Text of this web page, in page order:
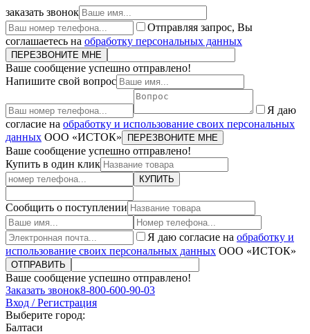
заказать звонок
Отправляя запрос, Вы
соглашаетесь на обработку персональных данных
ПЕРЕЗВОНИТЕ МНЕ
Ваше сообщение успешно отправлено!
Напишите свой вопрос
Я даю
согласие на обработку и использование своих персональных
данных ООО «ИСТОК» ПЕРЕЗВОНИТЕ МНЕ
Ваше сообщение успешно отправлено!
Купить в один клик
КУПИТЬ
Сообщить о поступлении
Я даю согласие на обработку и
использование своих персональных данных ООО «ИСТОК»
ОТПРАВИТЬ
Ваше сообщение успешно отправлено!
Заказать звонок8-800-600-90-03
Вход / Регистрация
Выберите город:
Балтаси